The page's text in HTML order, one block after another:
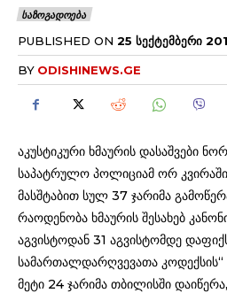
ᲡᲐᲖᲝᲒᲐᲓᲝᲔᲑᲐ
PUBLISHED ON 25 ᲡᲔᲥᲢᲔᲛᲑᲔᲠᲘ
BY ODISHINEWS.GE
აკუსტიკური ხმაურის დასაშვები
საპატრულო პოლიციამ ორ
მასშტაბით სულ 37 ჯარიმა
რაოდენობა ხმაურის შესახებ
აგვისტოდან 31 აგვისტომდე
სამართალდარღვევათა კოდექსის“
მეტი 24 ჯარიმა თბილისში